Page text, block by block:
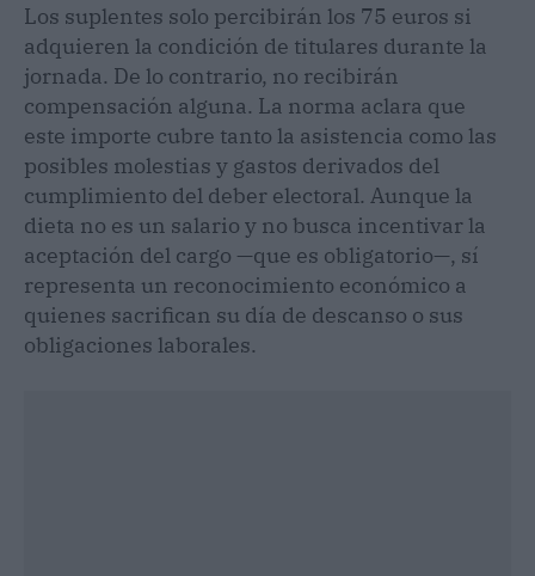
Los suplentes solo percibirán los 75 euros si
adquieren la condición de titulares durante la
jornada. De lo contrario, no recibirán
compensación alguna. La norma aclara que
este importe cubre tanto la asistencia como las
posibles molestias y gastos derivados del
cumplimiento del deber electoral. Aunque la
dieta no es un salario y no busca incentivar la
aceptación del cargo —que es obligatorio—, sí
representa un reconocimiento económico a
quienes sacrifican su día de descanso o sus
obligaciones laborales.